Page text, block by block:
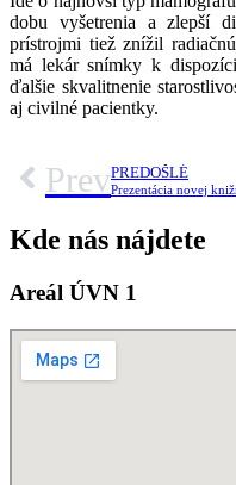
dobu vyšetrenia a zlepší
prístrojmi tiež znížil
má lekár snímky k
ďalšie skvalitnenie
aj civilné pacientky.
PrevPREDOŠLÉ
Kde nás nájdete
Areál ÚVN 1